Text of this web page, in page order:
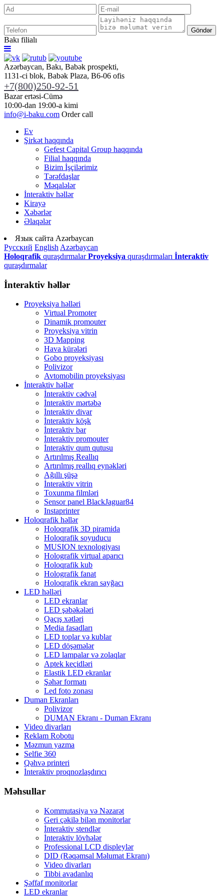
Göndər
Bakı filialı
Azərbaycan, Bakı, Babək prospekti,
1131-ci blok, Babək Plaza, B6-06 ofis
+7(800)250-92-51
Bazar ertəsi-Cümə
10:00-dan 19:00-a kimi
info@i-baku.com Order call
Ev
Şirkət haqqında
Gefest Capital Group haqqında
Filial haqqında
Bizim İşçilərimiz
Tərəfdaşlar
Məqalələr
İnteraktiv həllər
Kirayə
Xəbərlər
Əlaqələr
Язык сайта Azərbaycan
Русский English Azərbaycan
Holoqrafik quraşdırmalarProyeksiya quraşdırmaları İnteraktiv
quraşdırmalar
İnteraktiv həllər
Proyeksiya həlləri
Virtual Promoter
Dinamik promouter
Proyeksiya vitrin
3D Mapping
Hava kürələri
Gobo proyeksiyası
Polivizor
Avtomobilin proyeksiyası
İnteraktiv həllər
İnteraktiv cədvəl
İnteraktiv mərtəbə
İnteraktiv divar
İnteraktiv köşk
İnteraktiv bar
İnteraktiv promouter
İnteraktiv qum qutusu
Artırılmış Reallıq
Artırılmış reallıq eynəkləri
Ağıllı şüşə
İnteraktiv vitrin
Toxunma filmləri
Sensor panel BlackJaguar84
Instaprinter
Holoqrafik həllər
Holoqrafik 3D piramida
Holoqrafik soyuducu
MUSION texnologiyası
Holografik virtual aparıcı
Holoqrafik kub
Holografik fanat
Holoqrafik ekran sayğacı
LED həlləri
LED ekranlar
LED şəbəkələri
Qaçış xətləri
Media fasadları
LED toplar və kublar
LED döşəmələr
LED lampalar və zolaqlar
Aptek keçidləri
Elastik LED ekranlar
Şəhər formatı
Led foto zonası
Duman Ekranları
Polivizor
DUMAN Ekranı - Duman Ekranı
Video divarları
Reklam Robotu
Məzmun yazma
Selfie 360
Qəhvə printeri
İnteraktiv proqnozlaşdırıcı
Məhsullar
Kommutasiya və Nəzarət
Geri çəkilə bilən monitorlar
İnteraktiv stendlər
İnteraktiv lövhələr
Professional LCD displeylər
DID (Rəqəmsal Məlumat Ekranı)
Video divarları
Tibbi avadanlıq
Şəffaf monitorlar
LED ekranlar